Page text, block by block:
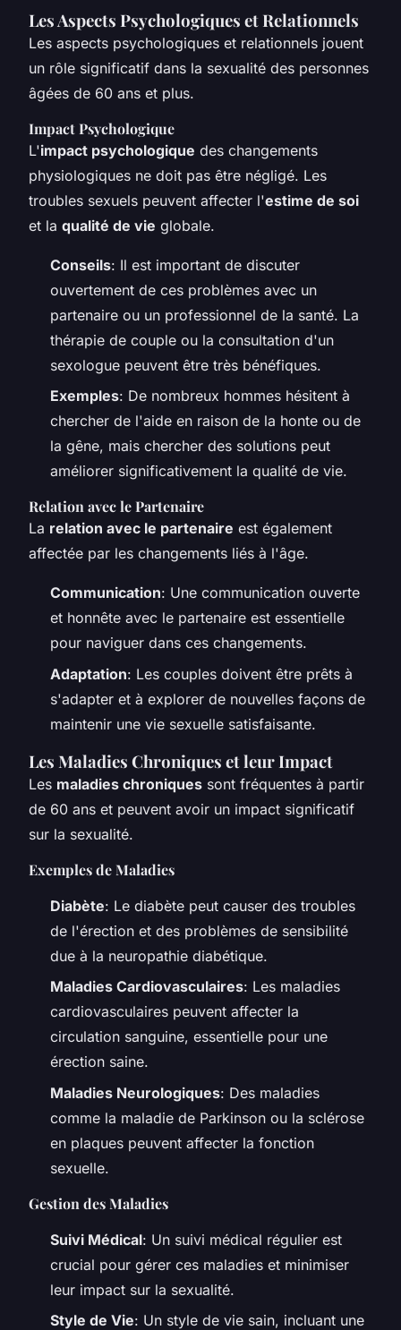
Les Aspects Psychologiques et Relationnels
Les aspects psychologiques et relationnels jouent
un rôle significatif dans la sexualité des personnes
âgées de 60 ans et plus.
Impact Psychologique
L'impact psychologique des changements
physiologiques ne doit pas être négligé. Les
troubles sexuels peuvent affecter l'estime de soi
et la qualité de vie globale.
Conseils: Il est important de discuter
ouvertement de ces problèmes avec un
partenaire ou un professionnel de la santé. La
thérapie de couple ou la consultation d'un
sexologue peuvent être très bénéfiques.
Exemples: De nombreux hommes hésitent à
chercher de l'aide en raison de la honte ou de
la gêne, mais chercher des solutions peut
améliorer significativement la qualité de vie.
Relation avec le Partenaire
La relation avec le partenaire est également
affectée par les changements liés à l'âge.
Communication: Une communication ouverte
et honnête avec le partenaire est essentielle
pour naviguer dans ces changements.
Adaptation: Les couples doivent être prêts à
s'adapter et à explorer de nouvelles façons de
maintenir une vie sexuelle satisfaisante.
Les Maladies Chroniques et leur Impact
Les maladies chroniques sont fréquentes à partir
de 60 ans et peuvent avoir un impact significatif
sur la sexualité.
Exemples de Maladies
Diabète: Le diabète peut causer des troubles
de l'érection et des problèmes de sensibilité
due à la neuropathie diabétique.
Maladies Cardiovasculaires: Les maladies
cardiovasculaires peuvent affecter la
circulation sanguine, essentielle pour une
érection saine.
Maladies Neurologiques: Des maladies
comme la maladie de Parkinson ou la sclérose
en plaques peuvent affecter la fonction
sexuelle.
Gestion des Maladies
Suivi Médical: Un suivi médical régulier est
crucial pour gérer ces maladies et minimiser
leur impact sur la sexualité.
Style de Vie: Un style de vie sain, incluant une